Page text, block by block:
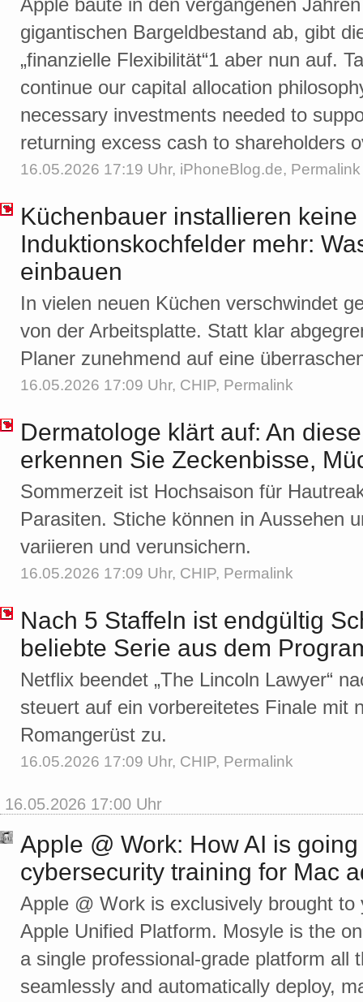
Apple baute in den vergangenen
gigantischen Bargeldbestand ab, gibt
„finanzielle Flexibilität“1 aber nun auf.
continue our capital allocation
necessary investments needed to
returning excess cash to shareholders
16.05.2026 17:19 Uhr, iPhoneBlog.de, Permalink
Küchenbauer installieren
Induktionskochfelder mehr:
einbauen
In vielen neuen Küchen verschwindet
von der Arbeitsplatte. Statt klar
Planer zunehmend auf eine
16.05.2026 17:09 Uhr, CHIP, Permalink
Dermatologe klärt auf: An
erkennen Sie Zeckenbisse,
Sommerzeit ist Hochsaison für
Parasiten. Stiche können in Aussehen
variieren und verunsichern.
16.05.2026 17:09 Uhr, CHIP, Permalink
Nach 5 Staffeln ist endgültig
beliebte Serie aus dem
Netflix beendet „The Lincoln Lawyer“
steuert auf ein vorbereitetes Finale mit
Romangerüst zu.
16.05.2026 17:09 Uhr, CHIP, Permalink
16.05.2026 17:00 Uhr
Apple @ Work: How AI is
cybersecurity training for Mac
Apple @ Work is exclusively brought
Apple Unified Platform. Mosyle is the
a single professional-grade platform all
seamlessly and automatically deploy,